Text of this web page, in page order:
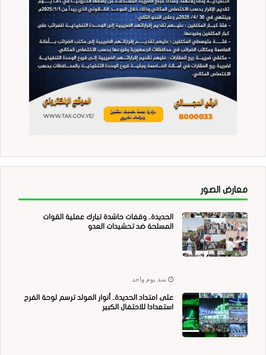
معارض الصور
الحديدة.. وقفات حاشدة تبارك عملية القوات
المسلحة ضد تحشيدات العدو
منذ يوم واحد
على امتداد الحديدة.. أنوار المولد ترسم لوحة الفرح
استعدادا للاحتفال الكبير